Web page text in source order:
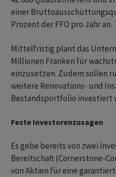
einer
Prozent der FFO pro Jahr an.
Mittelfristig plant das
Millionen Franken für
einzusetzen. Zudem sollen
weitere Renovations- und
Bestandsportfolio investiert
Feste Investorenzusagen
Es gebe bereits von zwei
Bereitschaft (Cornerstone-
von Aktien für eine